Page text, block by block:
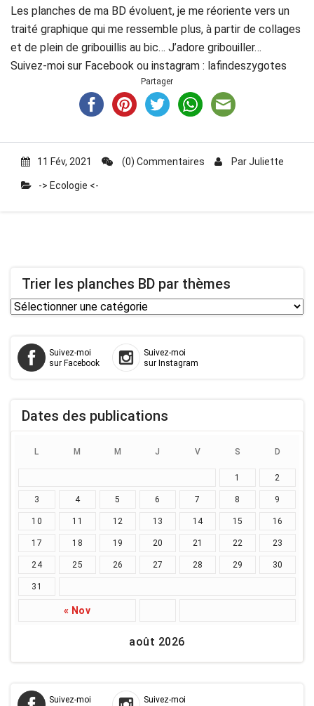
Les planches de ma BD évoluent, je me réoriente vers un
traité graphique qui me ressemble plus, à partir de collages
et de plein de gribouillis au bic… J’adore gribouiller…
Suivez-moi sur Facebook ou instagram : lafindeszygotes
Partager
11 Fév, 2021 (0) Commentaires ParJuliette
-> Ecologie <-
Trier les planches BD par thèmes
Trier
BD
par
Suivez-moi
sur Facebook
Suivez-moi
sur Instagram
Dates des publications
août 2026
L M M J V S D
« Nov
1 2
3 4 5 6 7 8 9
10 11 12 13 14 15 16
17 18 19 20 21 22 23
24 25 26 27 28 29 30
31
Suivez-moi
Suivez-moi